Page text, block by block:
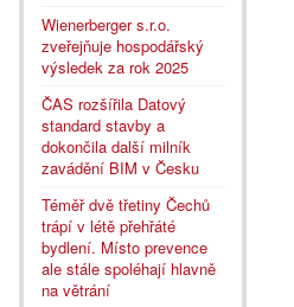
Wienerberger s.r.o.
zveřejňuje hospodářský
výsledek za rok 2025
ČAS rozšířila Datový
standard stavby a
dokončila další milník
zavádění BIM v Česku
Téměř dvě třetiny Čechů
trápí v létě přehřáté
bydlení. Místo prevence
ale stále spoléhají hlavně
na větrání